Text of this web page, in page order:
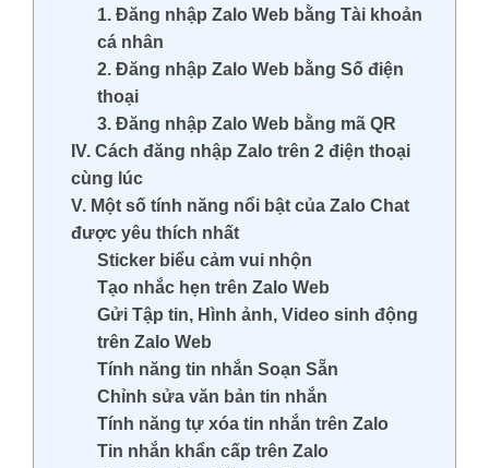
1. Đăng nhập Zalo Web bằng Tài khoản
cá nhân
2. Đăng nhập Zalo Web bằng Số điện
thoại
3. Đăng nhập Zalo Web bằng mã QR
IV. Cách đăng nhập Zalo trên 2 điện thoại
cùng lúc
V. Một số tính năng nổi bật của Zalo Chat
được yêu thích nhất
Sticker biểu cảm vui nhộn
Tạo nhắc hẹn trên Zalo Web
Gửi Tập tin, Hình ảnh, Video sinh động
trên Zalo Web
Tính năng tin nhắn Soạn Sẵn
Chỉnh sửa văn bản tin nhắn
Tính năng tự xóa tin nhắn trên Zalo
Tin nhắn khẩn cấp trên Zalo